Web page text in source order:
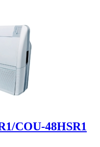
COU-48HSR1